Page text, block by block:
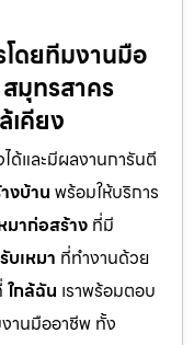
โดยทีมงานมือ
มุทรสาคร
เคียง
ได้และมีผลงานการันตี
งบ้าน พร้อมให้บริการ
มาก่อสร้าง ที่มี
บเหมา ที่ทำงานด้วย
ใกล้ฉัน เราพร้อมตอบ
านมืออาชีพ ทั้ง